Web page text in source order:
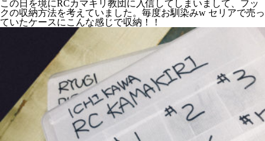
この日を境にRCカマキリ教団に入信してしまいまして、フッ
クの収納方法を考えていました。毎度お馴染みw セリアで売っ
ていたケースにこんな感じで収納！！